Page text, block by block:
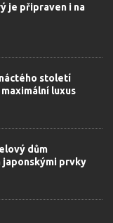
je připraven i na
století
luxus
dům
japonskými prvky